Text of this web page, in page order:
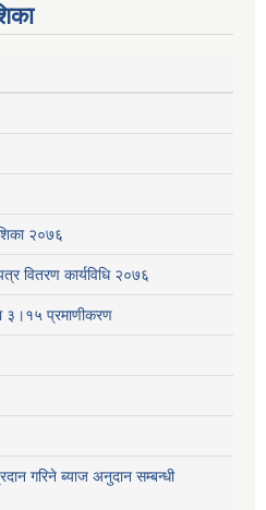
२०७६
वितरण कार्यविधि २०७६
३।१५ प्रमाणीकरण
गरिने ब्याज अनुदान सम्बन्धी